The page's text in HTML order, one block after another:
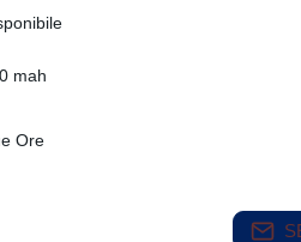
mah
Ore